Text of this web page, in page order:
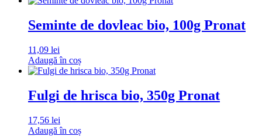
Seminte de dovleac bio, 100g Pronat
11,09 lei
Adaugă în coș
Fulgi de hrisca bio, 350g Pronat
17,56 lei
Adaugă în coș